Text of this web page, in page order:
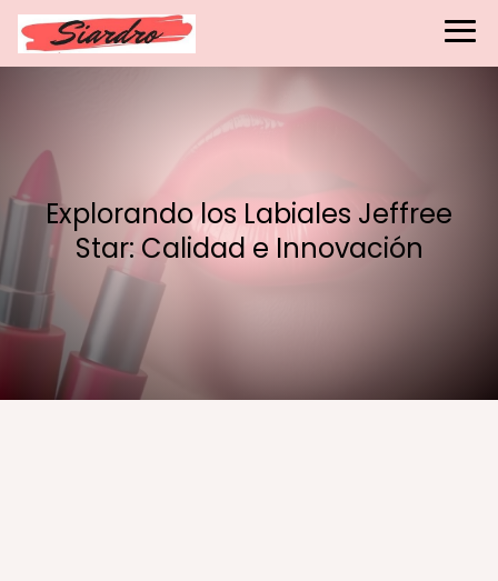
Explorando los Labiales Jeffree
Star: Calidad e Innovación